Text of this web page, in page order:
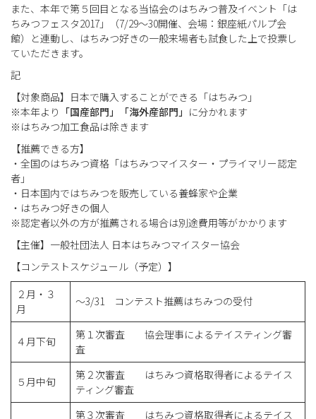
また、本年で第５回目となる当協会のはちみつ普及イベント「は
ちみつフェスタ2017」（7/29～30開催、会場：銀座紙パルプ会
館）と連動し、はちみつ好きの一般来場者も試食した上で投票し
ていただきます。
記
【対象商品】日本で購入することができる「はちみつ」
※本年より 「国産部門」「海外産部門」 に分かれます
※はちみつ加工食品は除きます
【推薦できる方】
・全国のはちみつ資格「はちみつマイスター・プライマリー認定
者」
・日本国内ではちみつを販売している養蜂家や企業
・はちみつ好きの個人
※認定者以外の方が推薦される場合は別途費用等がかかります
【主催】一般社団法人 日本はちみつマイスター協会
【コンテストスケジュール（予定）】
２月・３
月
～3/31 コンテスト推薦はちみつの受付
４月下旬
第１次審査 協会理事によるテイスティング審
査
５月中旬
第２次審査 はちみつ資格取得者によるテイス
ティング審査
第３次審査 はちみつ資格取得者によるテイス